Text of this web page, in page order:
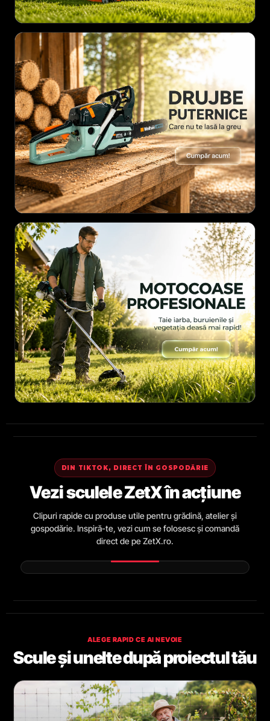
DIN TIKTOK, DIRECT ÎN GOSPODĂRIE
Vezi sculele ZetX în acțiune
Clipuri rapide cu produse utile pentru grădină, atelier și
gospodărie. Inspiră-te, vezi cum se folosesc și comandă
direct de pe ZetX.ro.
ALEGE RAPID CE AI NEVOIE
Scule și unelte după proiectul tău